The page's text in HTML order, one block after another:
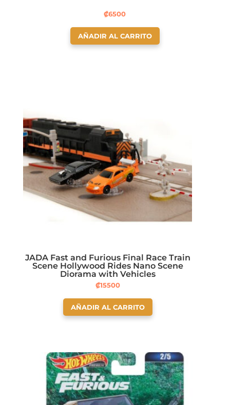
₡6500
AÑADIR AL CARRITO
JADA Fast and Furious Final Race Train
Scene Hollywood Rides Nano Scene
Diorama with Vehicles
₡15500
AÑADIR AL CARRITO